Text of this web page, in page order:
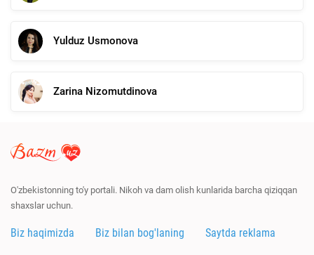
Yulduz Usmonova
Zarina Nizomutdinova
O'zbekistonning to'y portali. Nikoh va dam olish kunlarida barcha qiziqqan
shaxslar uchun.
Biz haqimizda Biz bilan bog'laning Saytda reklama